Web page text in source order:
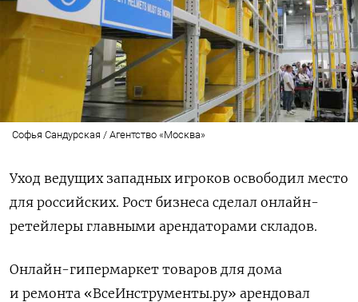
Софья Сандурская / Агентство «Москва»
Уход ведущих западных игроков освободил место
для российских. Рост бизнеса сделал онлайн-
ретейлеры главными арендаторами складов.
Онлайн-гипермаркет товаров для дома
и ремонта «ВсеИнструменты.ру» арендовал